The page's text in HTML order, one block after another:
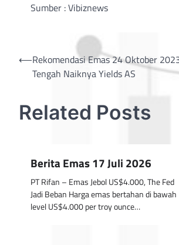
Sumber : Vibiznews
Post
navigation
⟵Rekomendasi Emas 24 Oktober
Tengah Naiknya Yields AS
Related Posts
Berita Emas 17 Juli 2026
PT Rifan – Emas Jebol US$4.000, The Fed
Jadi Beban Harga emas bertahan di bawah
level US$4.000 per troy ounce…